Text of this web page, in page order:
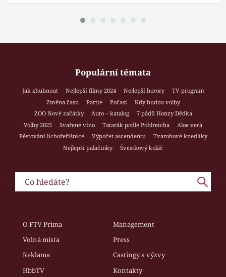
Populární témata
Jak zhubnout Nejlepší filmy 2024 Nejlepší horory
TV program
Změna času
Partie Počasí
Kdy budou volby
ZOO Nové začátky
Auto – katalog
7 pádů Honzy Dědka
Volby 2025
Svařené víno Tatarák podle Pohlreicha
Aloe vera
Pěstování lichořeřišnice
Výpočet ascendentu
Tvarohové knedlíky
Nejlepší palačinky
Švestkový koláč
O FTV Prima
Management
Volná místa
Press
Reklama
Castingy a výzvy
HbbTV
Kontakty